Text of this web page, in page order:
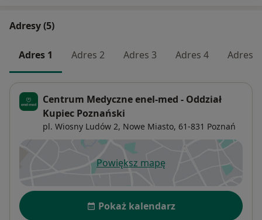
Adresy (5)
Adres 1 Adres 2 Adres 3 Adres 4 Adres 5
Centrum Medyczne enel-med - Oddział
Kupiec Poznański
pl. Wiosny Ludów 2, Nowe Miasto, 61-831 Poznań
Powiększ mapęotwiera się w nowej karcie
Dostępność
Pokaż kalendarz